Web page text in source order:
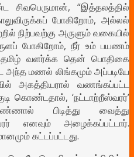
சிவபெருமான், “இத்தலத்தில்
போகிறோம், அல்லல்
நிற்பவற்கு அருளும் வகையில்
போகிறோம், நீர் உம் பயணம்
வளர்க்க தென் பொதிகை
அந்த மணல் லிங்கமும் அப்படியே
அகத்தியரால் வணங்கப்பட்ட
கொண்டதால், ‘நட்டாற்றீஸ்வரர்’
பிடித்து வைத்து
எனவும் அழைக்கப்பட்டார்.
கட்டப்பட்டது.